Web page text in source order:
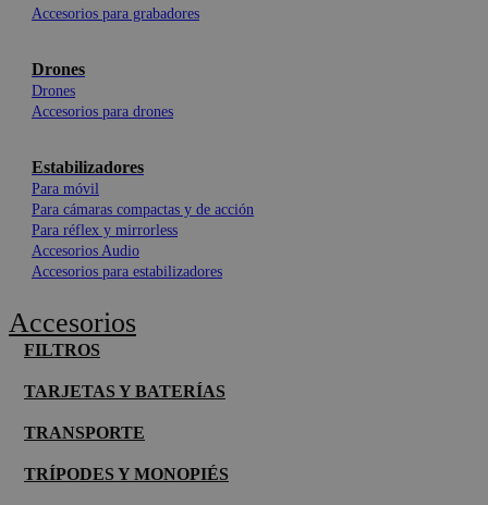
Accesorios para grabadores
Drones
Drones
Accesorios para drones
Estabilizadores
Para móvil
Para cámaras compactas y de acción
Para réflex y mirrorless
Accesorios Audio
Accesorios para estabilizadores
Accesorios
FILTROS
TARJETAS Y BATERÍAS
TRANSPORTE
TRÍPODES Y MONOPIÉS